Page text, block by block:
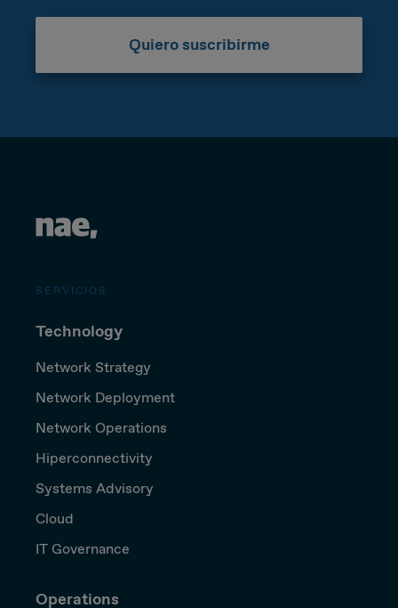
Quiero suscribirme
SERVICIOS
Technology
Network Strategy
Network Deployment
Network Operations
Hiperconnectivity
Systems Advisory
Cloud
IT Governance
Operations